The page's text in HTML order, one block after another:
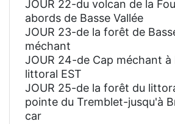
JOUR 22-du volcan de la
abords de Basse Vallée
JOUR 23-de la forêt de
méchant
JOUR 24-de Cap méchant
littoral EST
JOUR 25-de la forêt du
pointe du Tremblet-jusqu'à
car